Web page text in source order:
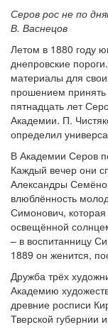
Серов рос не по
В. Васнецов
Летом в 1880 году
днепровские
материалы для
прошением
пятнадцать лет
Академии. П.
определил
В Академии Серов
Каждый вечер они
Александры
влюблённость
Симонович,
освещённой
– в воспитанницу
1889 он женится,
Дружба трёх
Академию
древние росписи
Тверской губернии